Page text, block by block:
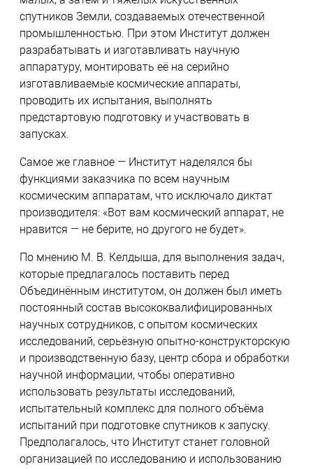
спутников Земли, создаваемых отечественной
промышленностью. При этом Институт должен
разрабатывать и изготавливать научную
аппаратуру, монтировать её на серийно
изготавливаемые космические аппараты,
проводить их испытания, выполнять
предстартовую подготовку и участвовать в
запусках.
Самое же главное — Институт наделялся бы
функциями заказчика по всем научным
космическим аппаратам, что исключало диктат
производителя: «Вот вам космический аппарат, не
нравится — не берите, но другого не будет».
По мнению М. В. Келдыша, для выполнения задач,
которые предлагалось поставить перед
Объединённым институтом, он должен был иметь
постоянный состав высококвалифицированных
научных сотрудников, с опытом космических
исследований, серьёзную опытно-конструкторскую
и производственную базу, центр сбора и обработки
научной информации, чтобы оперативно
использовать результаты исследований,
испытательный комплекс для полного объёма
испытаний при подготовке спутников к запуску.
Предполагалось, что Институт станет головной
организацией по исследованию и использованию